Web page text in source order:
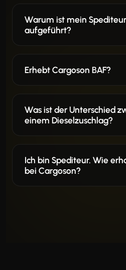
Warum ist mein
aufgeführt?
Erhebt Cargoson BAF?
Was ist der Unterschied
einem Dieselzuschlag?
Ich bin Spediteur. Wie
bei Cargoson?